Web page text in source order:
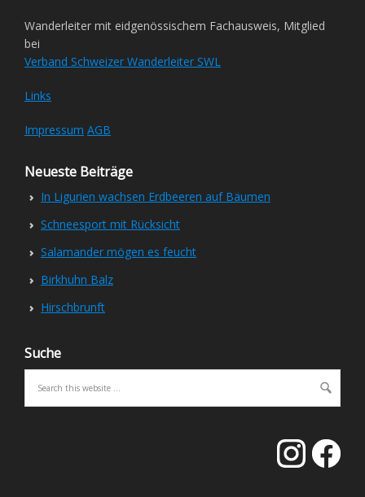
Wanderleiter mit eidgenössischem Fachausweis, Mitglied
bei
Verband Schweizer Wanderleiter SWL
Links
Impressum AGB
Neueste Beiträge
In Ligurien wachsen Erdbeeren auf Bäumen
Schneesport mit Rücksicht
Salamander mögen es feucht
Birkhuhn Balz
Hirschbrunft
Suche